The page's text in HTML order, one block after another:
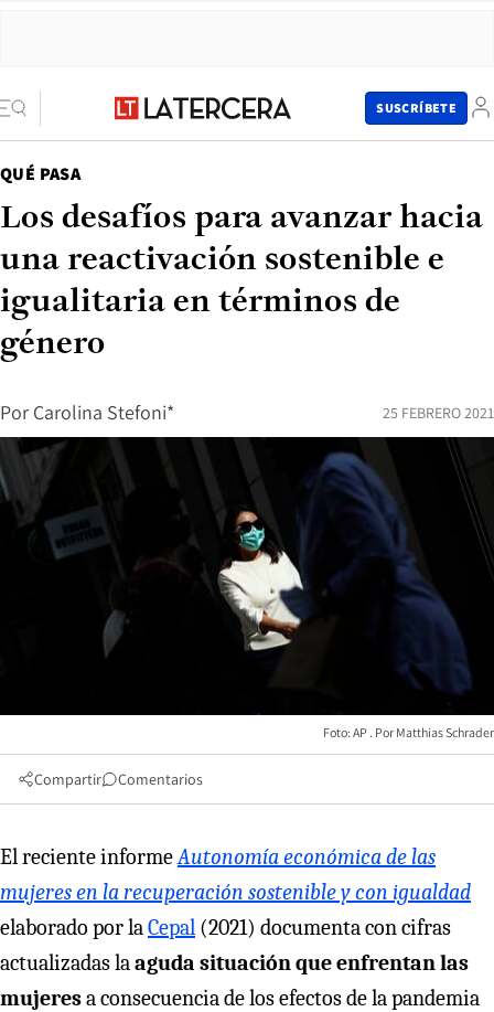
SUSCRÍBETE
QUÉ PASA
Los desafíos para avanzar hacia
una reactivación sostenible e
igualitaria en términos de
género
Por Carolina Stefoni* 25 FEBRERO 2021
Foto: AP Matthias Schrader
Compartir Comentarios
El reciente informeAutonomía económica de las
mujeres en la recuperación sostenible y con igualdad
elaborado por laCepal (2021) documenta con cifras
actualizadas laaguda situación que enfrentan las
mujeresa consecuencia de los efectos de la pandemia